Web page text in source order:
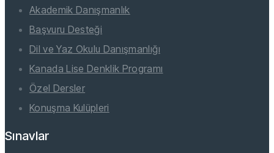
Akademik Danışmanlık
Başvuru Desteği
Dil ve Yaz Okulu Danışmanlığı
Kanada Lise Denklik Programı
Özel Dersler
Konuşma Kulüpleri
Sınavlar